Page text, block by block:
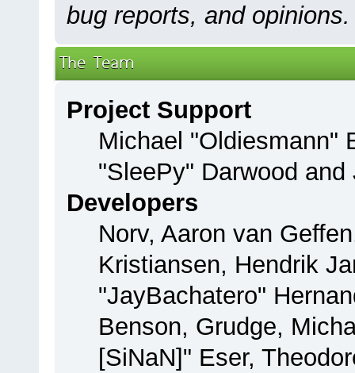
bug reports, and opinions.
The Team
Project Support
Michael "Oldiesmann"
"SleePy" Darwood
Developers
Norv, Aaron van
Kristiansen, Hendrik
"JayBachatero"
Benson, Grudge,
[SiNaN]" Eser,